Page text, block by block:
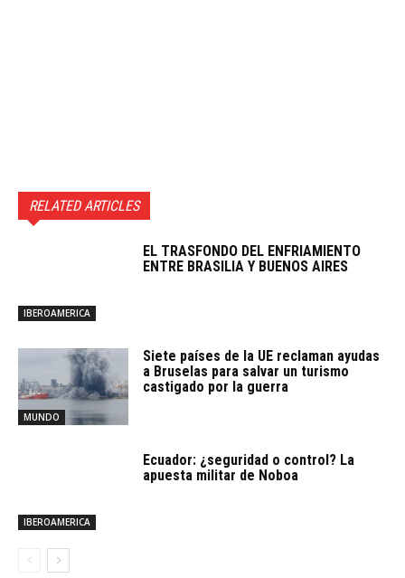
RELATED ARTICLES
IBEROAMERICA
EL TRASFONDO DEL ENFRIAMIENTO
ENTRE BRASILIA Y BUENOS AIRES
MUNDO
Siete países de la UE reclaman ayudas
a Bruselas para salvar un turismo
castigado por la guerra
IBEROAMERICA
Ecuador: ¿seguridad o control? La
apuesta militar de Noboa